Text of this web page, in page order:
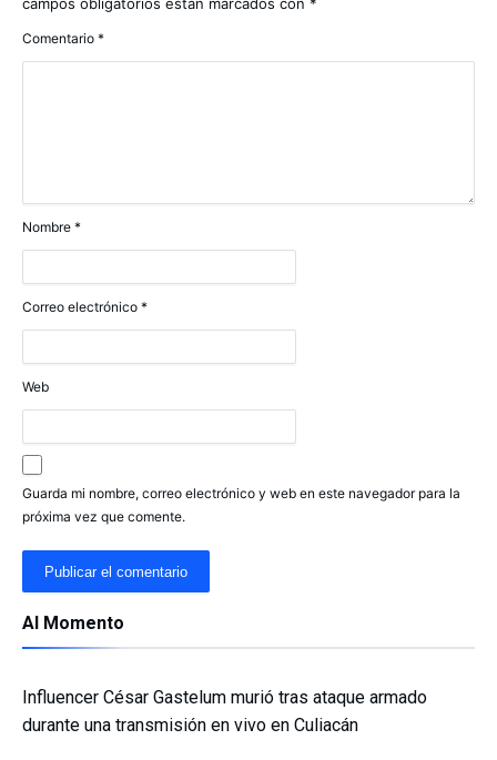
Comentario *
Nombre *
Correo electrónico *
Web
Guarda mi nombre, correo electrónico y web en este navegador para la
próxima vez que comente.
Al Momento
Influencer César Gastelum murió tras ataque armado
durante una transmisión en vivo en Culiacán